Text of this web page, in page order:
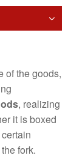
of the goods,
, realizing
it is boxed
fork.